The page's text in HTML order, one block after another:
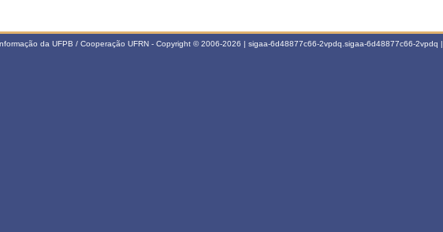
da UFPB / Cooperação UFRN - Copyright © 2006-2026 | sigaa-6d48877c66-2vpdq.sigaa-6d48877c66-2vpdq |